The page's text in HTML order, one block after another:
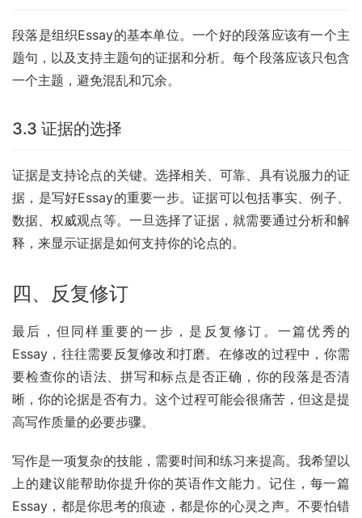
段落是组织Essay的基本单位。一个好的段落应该有一个主
题句，以及支持主题句的证据和分析。每个段落应该只包含
一个主题，避免混乱和冗余。
3.3 证据的选择
证据是支持论点的关键。选择相关、可靠、具有说服力的证
据，是写好Essay的重要一步。证据可以包括事实、例子、
数据、权威观点等。一旦选择了证据，就需要通过分析和解
释，来显示证据是如何支持你的论点的。
四、反复修订
最后，但同样重要的一步，是反复修订。一篇优秀的
Essay，往往需要反复修改和打磨。在修改的过程中，你需
要检查你的语法、拼写和标点是否正确，你的段落是否清
晰，你的论据是否有力。这个过程可能会很痛苦，但这是提
高写作质量的必要步骤。
写作是一项复杂的技能，需要时间和练习来提高。我希望以
上的建议能帮助你提升你的英语作文能力。记住，每一篇
Essay，都是你思考的痕迹，都是你的心灵之声。不要怕错